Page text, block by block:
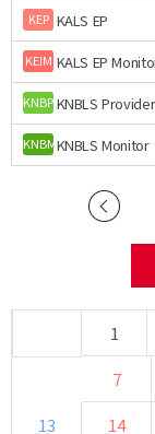
KEP KALS EP
KEIM KALS EP
KNBPKNBLS Provider
KNBMKNBLS Monitor
1
7
13
14